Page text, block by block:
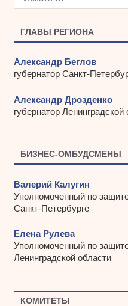
ГЛАВЫ РЕГИОНА
Александр Беглов
губернатор Санкт-
Александр Дрозденко
губернатор Ленинградской
БИЗНЕС-ОМБУДСМЕНЫ
Валерий Калугин
Уполномоченный по
Санкт-Петербурге
Елена Рулева
Уполномоченный по
Ленинградской области
КОМИТЕТЫ
ы